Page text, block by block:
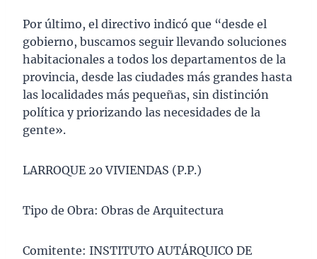
Por último, el directivo indicó que “desde el
gobierno, buscamos seguir llevando soluciones
habitacionales a todos los departamentos de la
provincia, desde las ciudades más grandes hasta
las localidades más pequeñas, sin distinción
política y priorizando las necesidades de la
gente».
LARROQUE 20 VIVIENDAS (P.P.)
Tipo de Obra: Obras de Arquitectura
Comitente: INSTITUTO AUTÁRQUICO DE